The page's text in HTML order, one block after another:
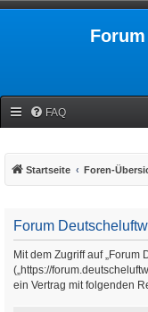
FAQ
Startseite Foren-
Forum
Mit dem Zugriff auf „Forum
(„https://
ein Vertrag mit folgenden